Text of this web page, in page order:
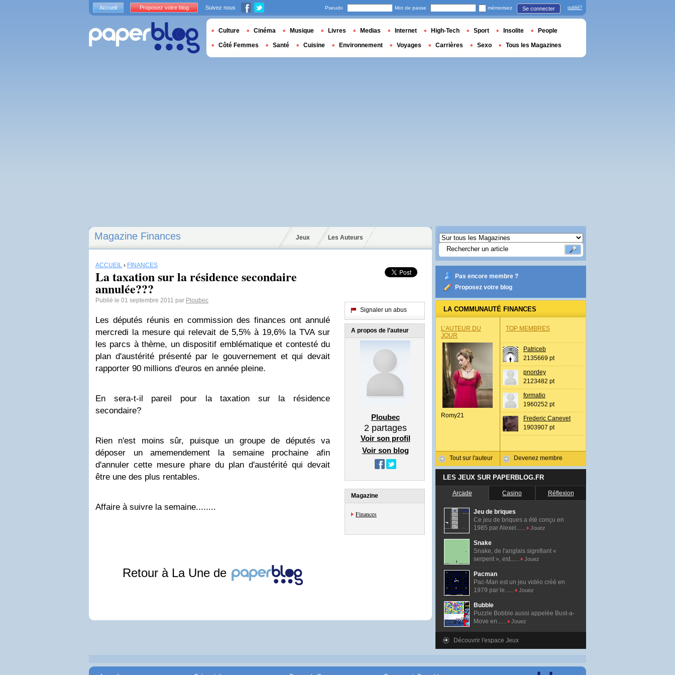
Magazine Finances Jeux Les Auteurs
ACCUEIL › FINANCES
La taxation sur la résidence secondaire
annulée???
Publié le 01 septembre 2011 par Ploubec
Les députés réunis en commission des finances ont annulé
mercredi la mesure qui relevait de 5,5% à 19,6% la TVA sur
les parcs à thème, un dispositif emblématique et contesté du
plan d'austérité présenté par le gouvernement et qui devait
rapporter 90 millions d'euros en année pleine.
En sera-t-il pareil pour la taxation sur la résidence
secondaire?
Rien n'est moins sûr, puisque un groupe de députés va
déposer un amemendement la semaine prochaine afin
d'annuler cette mesure phare du plan d'austérité qui devait
être une des plus rentables.
Affaire à suivre la semaine........
Retour à La Une de
Signaler un abus
A propos de l’auteur
Ploubec
2partages
Voir son profil
Voir son blog
Magazine
Finances
Pas encore membre ?
Proposez votre blog
LA COMMUNAUTÉ FINANCES
L’AUTEUR DU
JOUR
Romy21
Tout sur l'auteur
TOP MEMBRES
Patriceb
2135669 pt
pnordey
2123482 pt
formatio
1960252 pt
Frederic Canevet
1903907 pt
Devenez membre
LES JEUX SUR PAPERBLOG.FR
Arcade Casino Réflexion
Jeu de briques
Ce jeu de briques a été conçu en
1985 par Alexei......
Jouez
Snake
Snake, de l'anglais signifiant «
serpent », est......
Jouez
Pacman
Pac-Man est un jeu vidéo créé en
1979 par le......
Jouez
Bubble
Puzzle Bobble aussi appelée Bust-a-
Move en......
Jouez
Découvrir l'espace Jeux
Accueil Proposez votre blog Suivez nous Pseudo Mot de passe mémorisez Se connecter oublié?
Culture Cinéma Musique Livres Medias Internet High-Tech Sport Insolite People
Côté Femmes Santé Cuisine Environnement Voyages Carrières Sexo Tous les Magazines